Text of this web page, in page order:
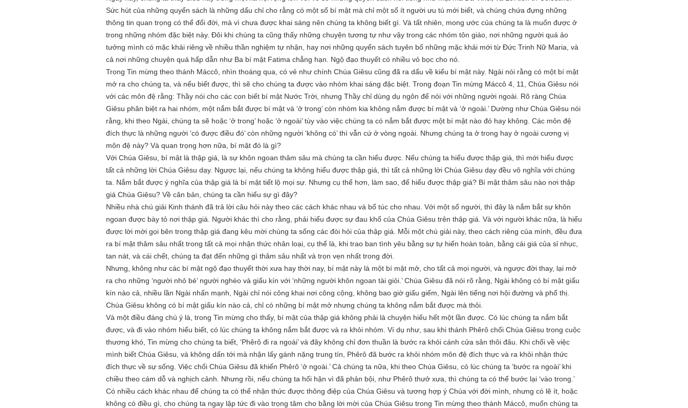
Sức hút của những quyển sách là những dấu chỉ cho rằng có một số bí mật mà chỉ một số ít người ưu tú mới biết, và chúng chứa đựng những
thông tin quan trọng có thể đổi đời, mà vì chưa được khai sáng nên chúng ta không biết gì. Và tất nhiên, mong ước của chúng ta là muốn được ở
trong những nhóm đặc biệt này. Đôi khi chúng ta cũng thấy những chuyện tương tự như vậy trong các nhóm tôn giáo, nơi những người quá ảo
tưởng mình có mặc khải riêng về nhiều thần nghiệm tự nhận, hay nơi những quyển sách tuyên bố những mặc khải mới từ Đức Trinh Nữ Maria, và
cả nơi những chuyện quá hấp dẫn như Ba bí mật Fatima chẳng hạn. Ngộ đạo thuyết có nhiều vỏ bọc cho nó.
Trong Tin mừng theo thánh Máccô, nhìn thoáng qua, có vẻ như chính Chúa Giêsu cũng đã ra dấu về kiểu bí mật này. Ngài nói rằng có một bí mật
mở ra cho chúng ta, và nếu biết được, thì sẽ cho chúng ta được vào nhóm khai sáng đặc biệt. Trong đoạn Tin mừng Máccô 4, 11, Chúa Giêsu nói
với các môn đệ rằng: Thầy nói cho các con biết bí mật Nước Trời, nhưng Thầy chỉ dùng dụ ngôn để nói với những người ngoài. Rõ ràng Chúa
Giêsu phân biệt ra hai nhóm, một nắm bắt được bí mật và ‘ở trong’ còn nhóm kia không nắm được bí mật và ‘ở ngoài.’ Dường như Chúa Giêsu nói
rằng, khi theo Ngài, chúng ta sẽ hoặc ‘ở trong’ hoặc ‘ở ngoài’ tùy vào việc chúng ta có nắm bắt được một bí mật nào đó hay không. Các môn đệ
đích thực là những người ‘có được điều đó’ còn những người ‘không có’ thì vẫn cứ ở vòng ngoài. Nhưng chúng ta ở trong hay ở ngoài cương vị
môn đệ này? Và quan trọng hơn nữa, bí mật đó là gì?
Với Chúa Giêsu, bí mật là thập giá, là sự khôn ngoan thâm sâu mà chúng ta cần hiểu được. Nếu chúng ta hiểu được thập giá, thì mới hiểu được
tất cả những lời Chúa Giêsu dạy. Ngược lại, nếu chúng ta không hiểu được thập giá, thì tất cả những lời Chúa Giêsu dạy đều vô nghĩa với chúng
ta. Nắm bắt được ý nghĩa của thập giá là bí mật tiết lộ mọi sự. Nhưng cụ thể hơn, làm sao, để hiểu được thập giá? Bí mật thâm sâu nào nơi thập
giá Chúa Giêsu? Về căn bản, chúng ta cần hiểu sự gì đây?
Nhiều nhà chú giải Kinh thánh đã trả lời câu hỏi này theo các cách khác nhau và bổ túc cho nhau. Với một số người, thì đây là nắm bắt sự khôn
ngoan được bày tỏ nơi thập giá. Người khác thì cho rằng, phải hiểu được sự đau khổ của Chúa Giêsu trên thập giá. Và với người khác nữa, là hiểu
được lời mời gọi bên trong thập giá đang kêu mời chúng ta sống các đòi hỏi của thập giá. Mỗi một chú giải này, theo cách riêng của mình, đều đưa
ra bí mật thâm sâu nhất trong tất cả mọi nhận thức nhân loại, cụ thể là, khi trao ban tình yêu bằng sự tự hiến hoàn toàn, bằng cái giá của sỉ nhục,
tan nát, và cái chết, chúng ta đạt đến những gì thâm sâu nhất và trọn vẹn nhất trong đời.
Nhưng, không như các bí mật ngộ đạo thuyết thời xưa hay thời nay, bí mật này là một bí mật mở, cho tất cả mọi người, và ngược đời thay, lại mở
ra cho những ‘người nhỏ bé’ người nghèo và giấu kín với ‘những người khôn ngoan tài giỏi.’ Chúa Giêsu đã nói rõ rằng, Ngài không có bí mật giấu
kín nào cả, nhiều lần Ngài nhấn mạnh, Ngài chỉ nói công khai nơi công cộng, không bao giờ giấu giếm, Ngài lên tiếng nơi hội đường và phố thị.
Chúa Giêsu không có bí mật giấu kín nào cả, chỉ có những bí mật mở nhưng chúng ta không nắm bắt được mà thôi.
Và một điều đáng chú ý là, trong Tin mừng cho thấy, bí mật của thập giá không phải là chuyện hiểu hết một lần được. Có lúc chúng ta nắm bắt
được, và đi vào nhóm hiểu biết, có lúc chúng ta không nắm bắt được và ra khỏi nhóm. Ví dụ như, sau khi thánh Phêrô chối Chúa Giêsu trong cuộc
thương khó, Tin mừng cho chúng ta biết, ‘Phêrô đi ra ngoài’ và đây không chỉ đơn thuần là bước ra khỏi cánh cửa sân thôi đâu. Khi chối về việc
mình biết Chúa Giêsu, và không dấn tới mà nhận lấy gánh nặng trung tín, Phêrô đã bước ra khỏi nhóm môn đệ đích thực và ra khỏi nhận thức
đích thực về sự sống. Việc chối Chúa Giêsu đã khiến Phêrô ‘ở ngoài.’ Cả chúng ta nữa, khi theo Chúa Giêsu, có lúc chúng ta ‘bước ra ngoài’ khi
chiều theo cám dỗ và nghịch cảnh. Nhưng rồi, nếu chúng ta hối hận vì đã phản bội, như Phêrô thưở xưa, thì chúng ta có thể bước lại ‘vào trong.’
Có nhiều cách khác nhau để chúng ta có thể nhận thức được thông điệp của Chúa Giêsu và tương hợp ý Chúa với đời mình, nhưng có lẽ ít, hoặc
không có điều gì, cho chúng ta ngay lập tức đi vào trọng tâm cho bằng lời mời của Chúa Giêsu trong Tin mừng theo thánh Máccô, muốn chúng ta